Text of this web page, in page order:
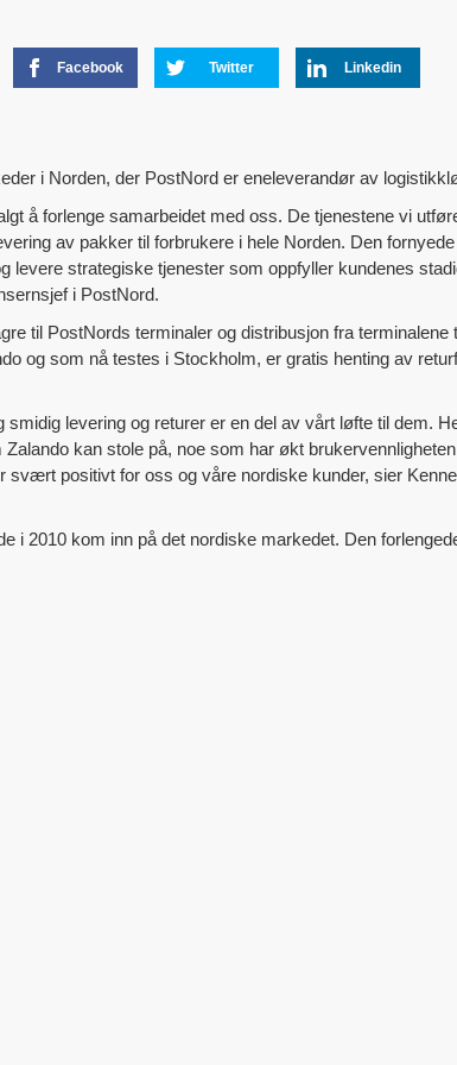
Facebook Twitter Linkedin
i Norden, der PostNord er eneleverandør av
å forlenge samarbeidet med oss. De tjenestene vi
av pakker til forbrukere i hele Norden. Den
levere strategiske tjenester som oppfyller kundenes
i PostNord.
til PostNords terminaler og distribusjon fra terminalene
og som nå testes i Stockholm, er gratis henting av
levering og returer er en del av vårt løfte til dem.
kan stole på, noe som har økt
svært positivt for oss og våre nordiske kunder, sier
i 2010 kom inn på det nordiske markedet. Den